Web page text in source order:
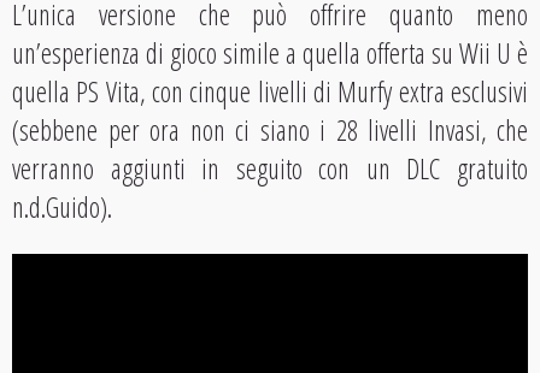
L’unica versione che può offrire quanto meno
un’esperienza di gioco simile a quella offerta su Wii U è
quella PS Vita, con cinque livelli di Murfy extra esclusivi
(sebbene per ora non ci siano i 28 livelli Invasi, che
verranno aggiunti in seguito con un DLC gratuito
n.d.Guido).